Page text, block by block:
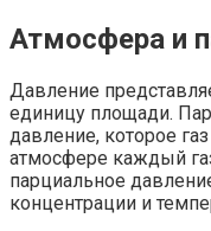
Атмосфера и
Давление
единицу площади.
давление, которое
атмосфере каждый
парциальное
концентрации и